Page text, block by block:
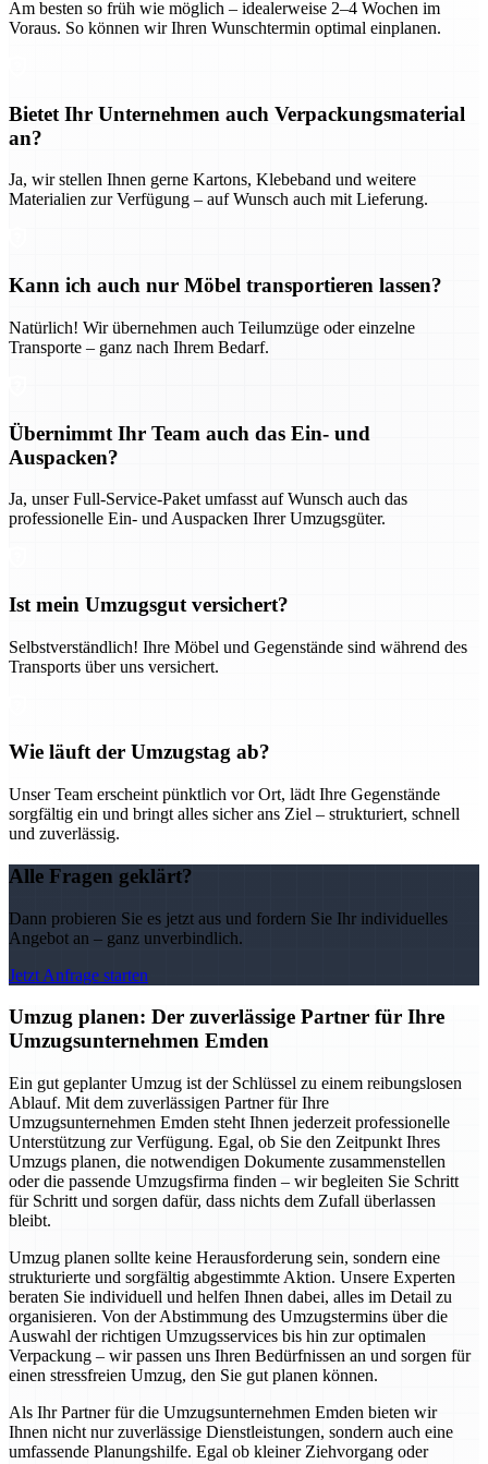
Am besten so früh wie möglich – idealerweise 2–4 Wochen im
Voraus. So können wir Ihren Wunschtermin optimal einplanen.
Bietet Ihr Unternehmen auch Verpackungsmaterial
an?
Ja, wir stellen Ihnen gerne Kartons, Klebeband und weitere
Materialien zur Verfügung – auf Wunsch auch mit Lieferung.
Kann ich auch nur Möbel transportieren lassen?
Natürlich! Wir übernehmen auch Teilumzüge oder einzelne
Transporte – ganz nach Ihrem Bedarf.
Übernimmt Ihr Team auch das Ein- und
Auspacken?
Ja, unser Full-Service-Paket umfasst auf Wunsch auch das
professionelle Ein- und Auspacken Ihrer Umzugsgüter.
Ist mein Umzugsgut versichert?
Selbstverständlich! Ihre Möbel und Gegenstände sind während des
Transports über uns versichert.
Wie läuft der Umzugstag ab?
Unser Team erscheint pünktlich vor Ort, lädt Ihre Gegenstände
sorgfältig ein und bringt alles sicher ans Ziel – strukturiert, schnell
und zuverlässig.
Alle Fragen geklärt?
Dann probieren Sie es jetzt aus und fordern Sie Ihr individuelles
Angebot an – ganz unverbindlich.
Jetzt Anfrage starten
Umzug planen: Der zuverlässige Partner für Ihre
Umzugsunternehmen Emden
Ein gut geplanter Umzug ist der Schlüssel zu einem reibungslosen
Ablauf. Mit dem zuverlässigen Partner für Ihre
Umzugsunternehmen Emden steht Ihnen jederzeit professionelle
Unterstützung zur Verfügung. Egal, ob Sie den Zeitpunkt Ihres
Umzugs planen, die notwendigen Dokumente zusammenstellen
oder die passende Umzugsfirma finden – wir begleiten Sie Schritt
für Schritt und sorgen dafür, dass nichts dem Zufall überlassen
bleibt.
Umzug planen sollte keine Herausforderung sein, sondern eine
strukturierte und sorgfältig abgestimmte Aktion. Unsere Experten
beraten Sie individuell und helfen Ihnen dabei, alles im Detail zu
organisieren. Von der Abstimmung des Umzugstermins über die
Auswahl der richtigen Umzugsservices bis hin zur optimalen
Verpackung – wir passen uns Ihren Bedürfnissen an und sorgen für
einen stressfreien Umzug, den Sie gut planen können.
Als Ihr Partner für die Umzugsunternehmen Emden bieten wir
Ihnen nicht nur zuverlässige Dienstleistungen, sondern auch eine
umfassende Planungshilfe. Egal ob kleiner Ziehvorgang oder